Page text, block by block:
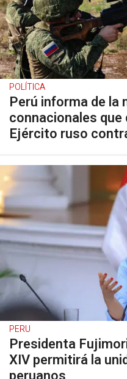
POLÍTICA
Perú informa de la
connacionales
Ejército ruso
PERU
Presidenta
XIV permitirá la